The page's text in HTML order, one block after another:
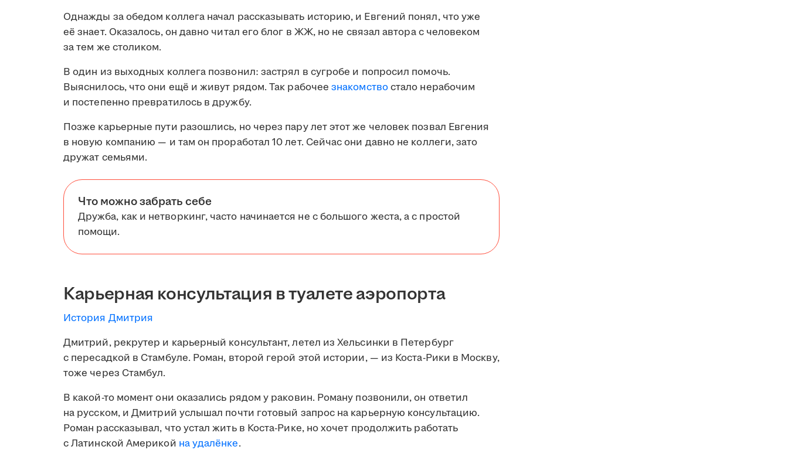
Однажды за обедом коллега начал рассказывать историю, и Евгений понял, что уже
её знает. Оказалось, он давно читал его блог в ЖЖ, но не связал автора с человеком
за тем же столиком.
В один из выходных коллега позвонил: застрял в сугробе и попросил помочь.
Выяснилось, что они ещё и живут рядом. Так рабочеезнакомствостало нерабочим
и постепенно превратилось в дружбу.
Позже карьерные пути разошлись, но через пару лет этот же человек позвал Евгения
в новую компанию — и там он проработал 10 лет. Сейчас они давно не коллеги, зато
дружат семьями.
Что можно забрать себе
Дружба, как и нетворкинг, часто начинается не с большого жеста, а с простой
помощи.
Карьерная консультация в туалете аэропорта
История Дмитрия
Дмитрий, рекрутер и карьерный консультант, летел из Хельсинки в Петербург
с пересадкой в Стамбуле. Роман, второй герой этой истории, — из Коста-Рики в Москву,
тоже через Стамбул.
В какой-то момент они оказались рядом у раковин. Роману позвонили, он ответил
на русском, и Дмитрий услышал почти готовый запрос на карьерную консультацию.
Роман рассказывал, что устал жить в Коста-Рике, но хочет продолжить работать
с Латинской Америкой на удалёнке.